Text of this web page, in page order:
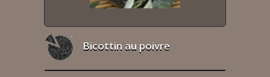
Bicottin au poivre